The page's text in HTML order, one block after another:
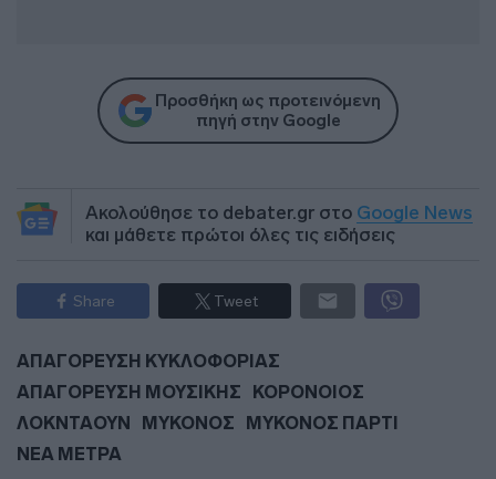
Προσθήκη ως προτεινόμενη
πηγή στην Google
Ακολούθησε το debater.gr στο Google News
και μάθετε πρώτοι όλες τις ειδήσεις
Share Tweet
ΑΠΑΓΟΡΕΥΣΗ ΚΥΚΛΟΦΟΡΙΑΣ
ΑΠΑΓΟΡΕΥΣΗ ΜΟΥΣΙΚΗΣ
ΚΟΡΟΝΟΙΟΣ
ΛΟΚΝΤΑΟΥΝ
ΜΥΚΟΝΟΣ
ΜΥΚΟΝΟΣ ΠΑΡΤΙ
ΝΕΑ ΜΕΤΡΑ